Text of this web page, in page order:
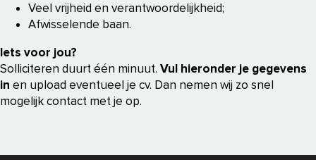
Veel vrijheid en verantwoordelijkheid;
Afwisselende baan.
Iets voor jou?
Solliciteren duurt één minuut. Vul hieronder je gegevens
in en upload eventueel je cv. Dan nemen wij zo snel
mogelijk contact met je op.